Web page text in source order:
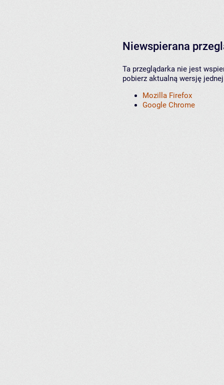
Niewspierana
Ta przeglądarka nie jest
pobierz aktualną wersję
Mozilla Firefox
Google Chrome